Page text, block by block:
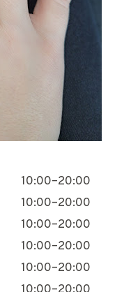
10:00–20:00
10:00–20:00
10:00–20:00
10:00–20:00
10:00–20:00